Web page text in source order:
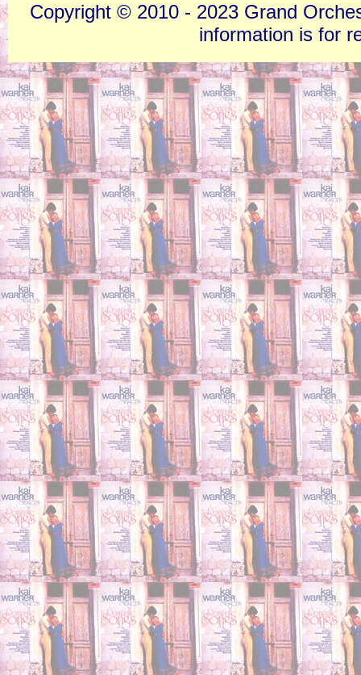
Copyright © 2010 - 2023 Grand
information is for